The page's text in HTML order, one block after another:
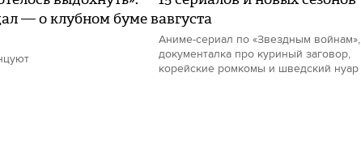
— о клубном буме вавгуста
Аниме-сериал по «Звездным войнам»,
документалка про куриный заговор,
корейские ромкомы и шведский нуар